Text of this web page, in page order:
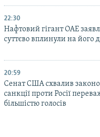
22:30
Нафтовий гігант ОАЕ
суттєво вплинули на його
20:59
Cенат США схвалив
санкції проти Росії
більшістю голосів